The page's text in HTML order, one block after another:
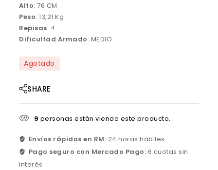
Alto: 76 CM
Peso: 13,21 Kg
Repisas: 4
Dificultad Armado: MEDIO
Agotado
SHARE
9 personas están viendo este producto.
Envíos rápidos en RM: 24 horas hábiles
Pago seguro con Mercado Pago: 6 cuotas sin
interés